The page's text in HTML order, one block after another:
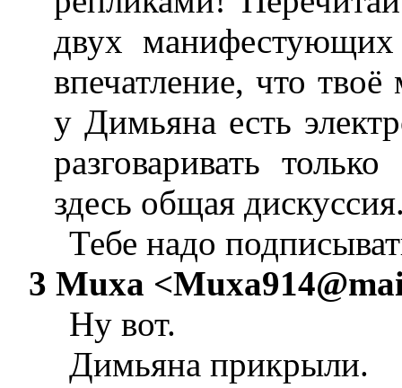
двух
впечатление, что
у Димьяна есть
разговаривать
здесь общая
Тебе надо
3 Muxa <
Ну вот.
Димьяна прикрыли.